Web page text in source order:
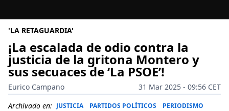
'LA RETAGUARDIA'
¡La escalada de odio contra la
justicia de la gritona Montero y
sus secuaces de ‘La PSOE’!
Eurico Campano
31 Mar 2025 - 09:56 CET
Archivado en: JUSTICIA PARTIDOS POLÍTICOS PERIODISMO